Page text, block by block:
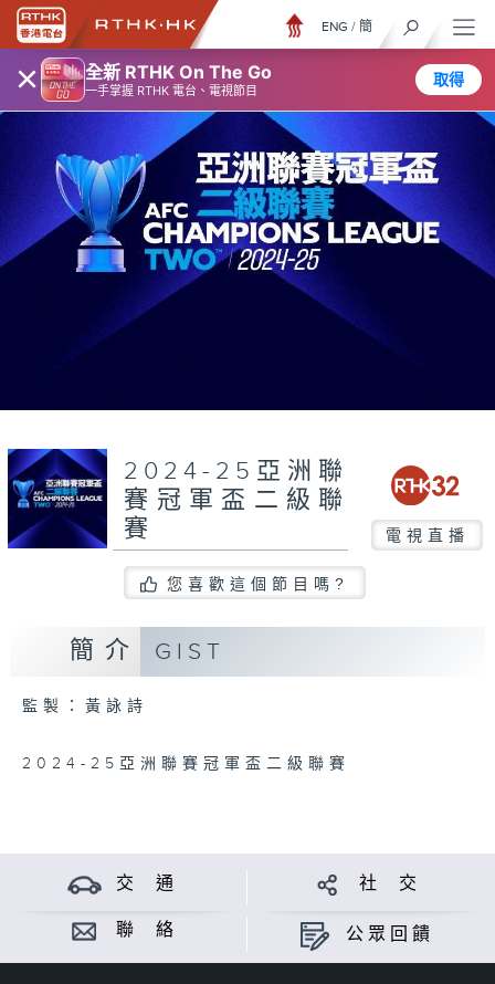
× 全新 RTHK On The Go
一手掌握 RTHK 電台、電視節目
取得
ENG / 簡
2024-25亞洲聯
賽冠軍盃二級聯
賽
電視直播
您喜歡這個節目嗎?
簡介 GIST
監製：黃詠詩
2024-25亞洲聯賽冠軍盃二級聯賽
交 通 社 交
聯 絡 公眾回饋